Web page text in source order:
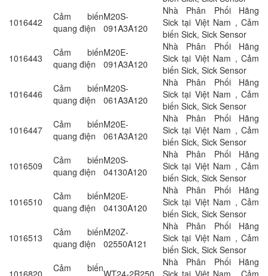
1016442
Cảm biến
quang điện
M20S-
091A3A120
Nhà Phân Phối Hãng
Sick tại Việt Nam , Cảm
biến Sick, Sick Sensor
1016443
Cảm biến
quang điện
M20E-
091A3A120
Nhà Phân Phối Hãng
Sick tại Việt Nam , Cảm
biến Sick, Sick Sensor
1016446
Cảm biến
quang điện
M20S-
061A3A120
Nhà Phân Phối Hãng
Sick tại Việt Nam , Cảm
biến Sick, Sick Sensor
1016447
Cảm biến
quang điện
M20E-
061A3A120
Nhà Phân Phối Hãng
Sick tại Việt Nam , Cảm
biến Sick, Sick Sensor
1016509
Cảm biến
quang điện
M20S-
04130A120
Nhà Phân Phối Hãng
Sick tại Việt Nam , Cảm
biến Sick, Sick Sensor
1016510
Cảm biến
quang điện
M20E-
04130A120
Nhà Phân Phối Hãng
Sick tại Việt Nam , Cảm
biến Sick, Sick Sensor
1016513
Cảm biến
quang điện
M20Z-
02550A121
Nhà Phân Phối Hãng
Sick tại Việt Nam , Cảm
biến Sick, Sick Sensor
1016820
Cảm biếnWT24-2R250
Nhà Phân Phối Hãng
Sick tại Việt Nam , Cảm